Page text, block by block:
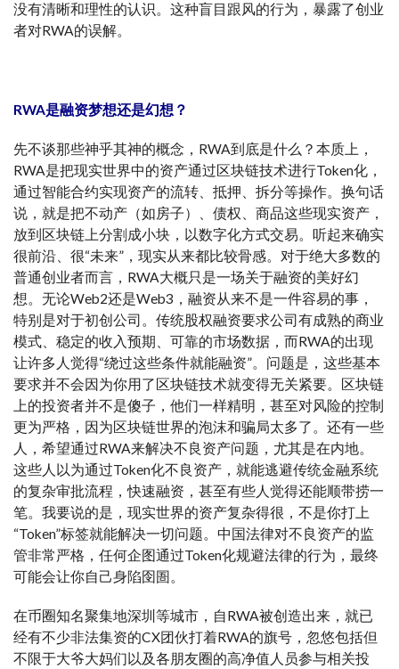
没有清晰和理性的认识。这种盲目跟风的行为，暴露了创业
者对RWA的误解。
RWA是融资梦想还是幻想？
先不谈那些神乎其神的概念，RWA到底是什么？本质上，
RWA是把现实世界中的资产通过区块链技术进行Token化，
通过智能合约实现资产的流转、抵押、拆分等操作。换句话
说，就是把不动产（如房子）、债权、商品这些现实资产，
放到区块链上分割成小块，以数字化方式交易。听起来确实
很前沿、很“未来”，现实从来都比较骨感。对于绝大多数的
普通创业者而言，RWA大概只是一场关于融资的美好幻
想。无论Web2还是Web3，融资从来不是一件容易的事，
特别是对于初创公司。传统股权融资要求公司有成熟的商业
模式、稳定的收入预期、可靠的市场数据，而RWA的出现
让许多人觉得“绕过这些条件就能融资”。问题是，这些基本
要求并不会因为你用了区块链技术就变得无关紧要。区块链
上的投资者并不是傻子，他们一样精明，甚至对风险的控制
更为严格，因为区块链世界的泡沫和骗局太多了。还有一些
人，希望通过RWA来解决不良资产问题，尤其是在内地。
这些人以为通过Token化不良资产，就能逃避传统金融系统
的复杂审批流程，快速融资，甚至有些人觉得还能顺带捞一
笔。我要说的是，现实世界的资产复杂得很，不是你打上
“Token”标签就能解决一切问题。中国法律对不良资产的监
管非常严格，任何企图通过Token化规避法律的行为，最终
可能会让你自己身陷囹圄。
在币圈知名聚集地深圳等城市，自RWA被创造出来，就已
经有不少非法集资的CX团伙打着RWA的旗号，忽悠包括但
不限于大爷大妈们以及各朋友圈的高净值人员参与相关投